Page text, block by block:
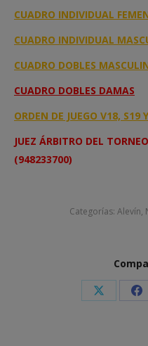
CUADRO INDIVIDUAL
CUADRO INDIVIDUAL
CUADRO DOBLES
CUADRO DOBLES DAMAS
ORDEN DE JUEGO V18, S19
JUEZ ÁRBITRO DEL
(948233700)
Categorías: Alevín,
Share